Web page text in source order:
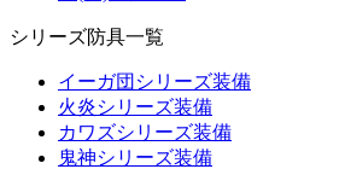
シリーズ防具一覧
イーガ団シリーズ装備
火炎シリーズ装備
カワズシリーズ装備
鬼神シリーズ装備